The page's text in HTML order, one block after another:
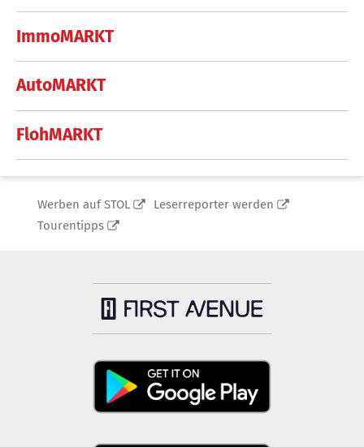
ImmoMARKT
AutoMARKT
FlohMARKT
Werben auf STOL
Leserreporter werden
Tourentipps